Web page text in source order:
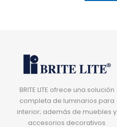
BRITE LITE ofrece una solución
completa de luminarios para
interior; además de muebles y
accesorios decorativos